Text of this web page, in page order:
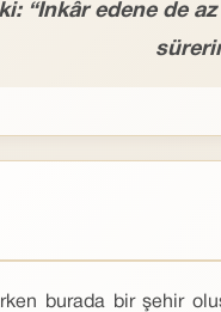
“İnkâr edene de
burada bir şehir